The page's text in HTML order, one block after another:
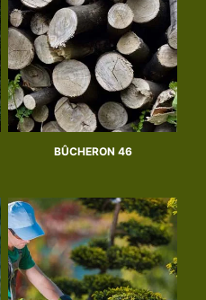
BÛCHERON 46